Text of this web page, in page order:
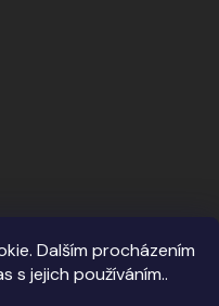
Dalším procházením
s jejich používáním..